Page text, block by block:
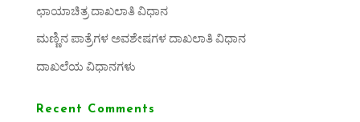
ಛಾಯಾಚಿತ್ರ ದಾಖಲಾತಿ ವಿಧಾನ
ಮಣ್ಣಿನ ಪಾತ್ರೆಗಳ ಅವಶೇಷಗಳ ದಾಖಲಾತಿ ವಿಧಾನ
ದಾಖಲೆಯ ವಿಧಾನಗಳು
Recent Comments